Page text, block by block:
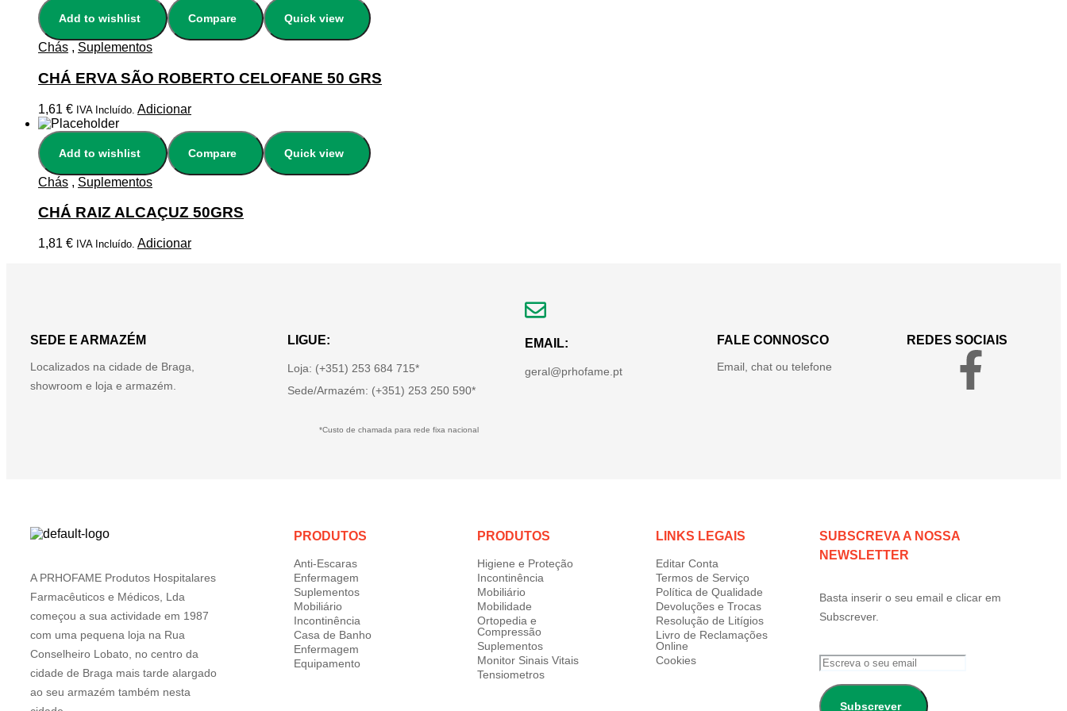
Add to wishlist Compare Quick view
Chás , Suplementos
CHÁ ERVA SÃO ROBERTO CELOFANE 50 GRS
1,61 € IVA Incluído. Adicionar
Add to wishlist Compare Quick view
Chás , Suplementos
CHÁ RAIZ ALCAÇUZ 50GRS
1,81 € IVA Incluído. Adicionar
SEDE E ARMAZÉM
Localizados na cidade de Braga,
showroom e loja e armazém.
LIGUE:
Loja: (+351) 253 684 715*
Sede/Armazém: (+351) 253 250 590*
*Custo de chamada para rede fixa nacional
EMAIL:
geral@prhofame.pt
FALE CONNOSCO
Email, chat ou telefone
REDES SOCIAIS
A PRHOFAME Produtos Hospitalares
Farmacêuticos e Médicos, Lda
começou a sua actividade em 1987
com uma pequena loja na Rua
Conselheiro Lobato, no centro da
cidade de Braga mais tarde alargado
ao seu armazém também nesta
PRODUTOS
Anti-Escaras
Enfermagem
Suplementos
Mobiliário
Incontinência
Casa de Banho
Enfermagem
Equipamento
PRODUTOS
Higiene e Proteção
Incontinência
Mobiliário
Mobilidade
Ortopedia e
Compressão
Suplementos
Monitor Sinais Vitais
Tensiometros
LINKS LEGAIS
Editar Conta
Termos de Serviço
Política de Qualidade
Devoluções e Trocas
Resolução de Litígios
Livro de Reclamações
Online
Cookies
SUBSCREVA A NOSSA
NEWSLETTER
Basta inserir o seu email e clicar em
Subscrever.
Subscrever